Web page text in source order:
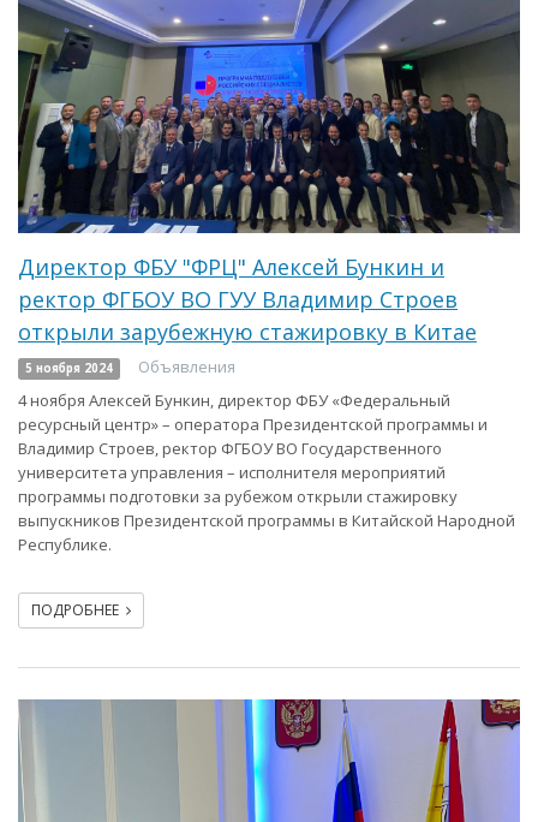
Директор ФБУ "ФРЦ" Алексей Бункин и
ректор ФГБОУ ВО ГУУ Владимир Строев
открыли зарубежную стажировку в Китае
5 ноября 2024
Объявления
4 ноября Алексей Бункин, директор ФБУ «Федеральный
ресурсный центр» – оператора Президентской программы и
Владимир Строев, ректор ФГБОУ ВО Государственного
университета управления – исполнителя мероприятий
программы подготовки за рубежом открыли стажировку
выпускников Президентской программы в Китайской Народной
Республике.
ПОДРОБНЕЕ